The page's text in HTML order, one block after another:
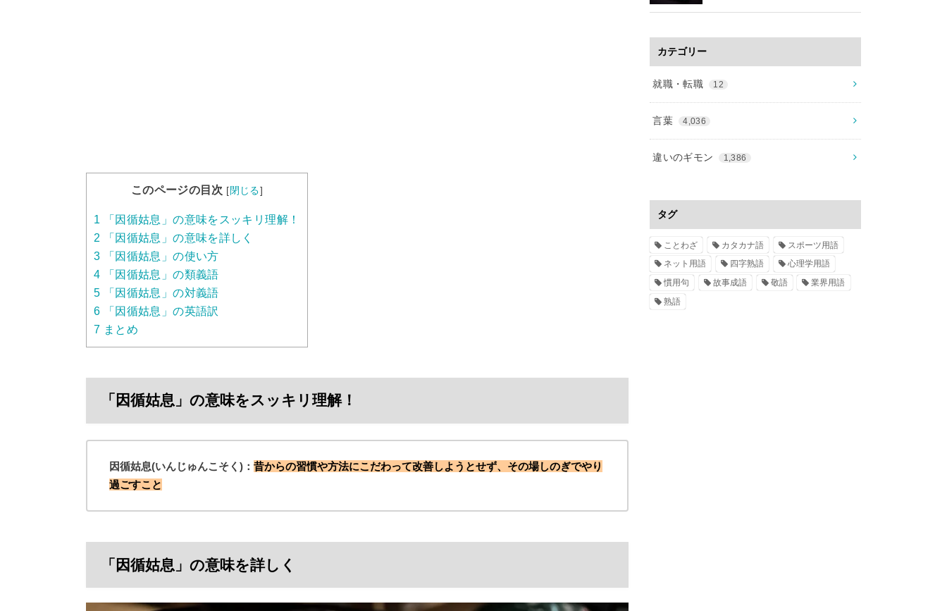
このページの目次 [閉じる]
1 「因循姑息」の意味をスッキリ理解！
2 「因循姑息」の意味を詳しく
3 「因循姑息」の使い方
4 「因循姑息」の類義語
5 「因循姑息」の対義語
6 「因循姑息」の英語訳
7 まとめ
「因循姑息」の意味をスッキリ理解！
因循姑息(いんじゅんこそく)： 昔からの習慣や方法にこだわって改善しようとせず、その場しのぎでやり
過ごすこと
「因循姑息」の意味を詳しく
カテゴリー
就職・転職 12
言葉 4,036
違いのギモン 1,386
タグ
ことわざ カタカナ語
スポーツ用語
ネット用語
四字熟語
心理学用語
慣用句
故事成語 敬語
業界用語
熟語